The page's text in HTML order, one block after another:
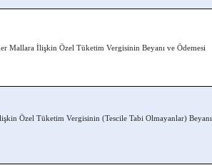
Mallara İlişkin Özel Tüketim Vergisinin Beyanı ve Ödemesi
Özel Tüketim Vergisinin (Tescile Tabi Olmayanlar)